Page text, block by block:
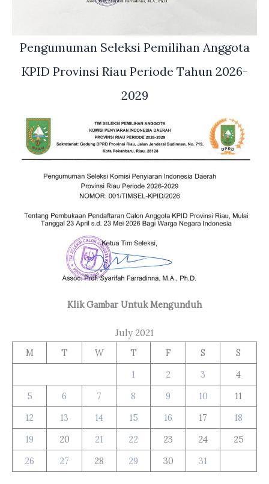
Pengumuman Seleksi Pemilihan Anggota
KPID Provinsi Riau Periode Tahun 2026-
2029
Klik Gambar Untuk Mengunduh
July 2021
M
T W T F S
S
1
2 3
4
5
6 7 8 9 10
11
12
13 14 15 16 17
18
19
20 21 22 23 24
25
26
27 28 29 30 31